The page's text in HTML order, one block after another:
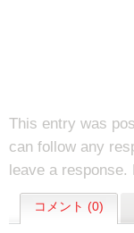
This entry was
can follow any
leave a response.
コメント (0)